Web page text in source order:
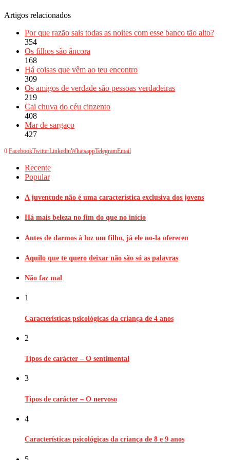
Artigos relacionados
Por que razão sais todas as noites com esse banco tão alto?
354
Os filhos são âncora
168
Há coisas que vêm ao teu encontro
309
Os amigos de verdade são pessoas verdadeiras
219
Cai chuva do céu cinzento
408
Mar de sargaço
427
0 FacebookTwitterLinkedinWhatsappTelegramEmail
Recente
Popular
A juventude não é uma característica exclusiva dos jovens
Há mais beleza no fim do que no início
Antes de darmos à luz um filho, já ele no-la ofereceu
Aquilo que te quero deixar não são só as palavras
Não faz mal
1
Características psicológicas da criança de 4 anos
2
Tipos de carácter – O sentimental
3
Tipos de carácter – O nervoso
4
Características psicológicas da criança de 8 e 9 anos